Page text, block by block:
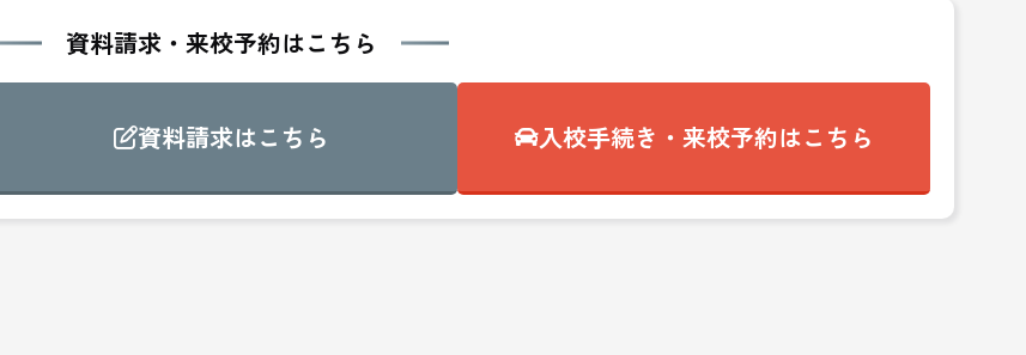
資料請求・来校予約はこちら
資料請求はこちら 入校手続き・来校予約はこちら